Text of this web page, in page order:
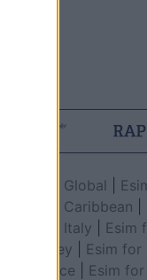
Esim for Global
Esim for Caribbean
Esim for Italy
Esim
for Turkey
Esim for
for Greece
Esim